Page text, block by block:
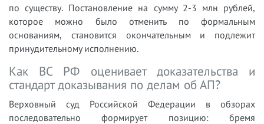
по существу. Постановление на сумму 2-3 млн рублей,
которое можно было отменить по формальным
основаниям, становится окончательным и подлежит
принудительному исполнению.
Как ВС РФ оценивает доказательства и
стандарт доказывания по делам об АП?
Верховный суд Российской Федерации в обзорах
последовательно формирует позицию: бремя